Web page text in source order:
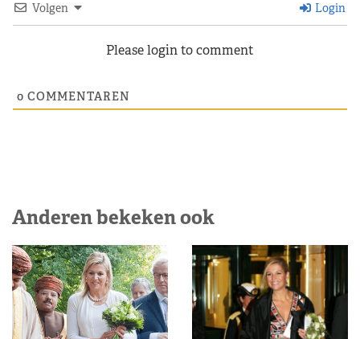
Volgen Login
Please login to comment
0 COMMENTAREN
Anderen bekeken ook